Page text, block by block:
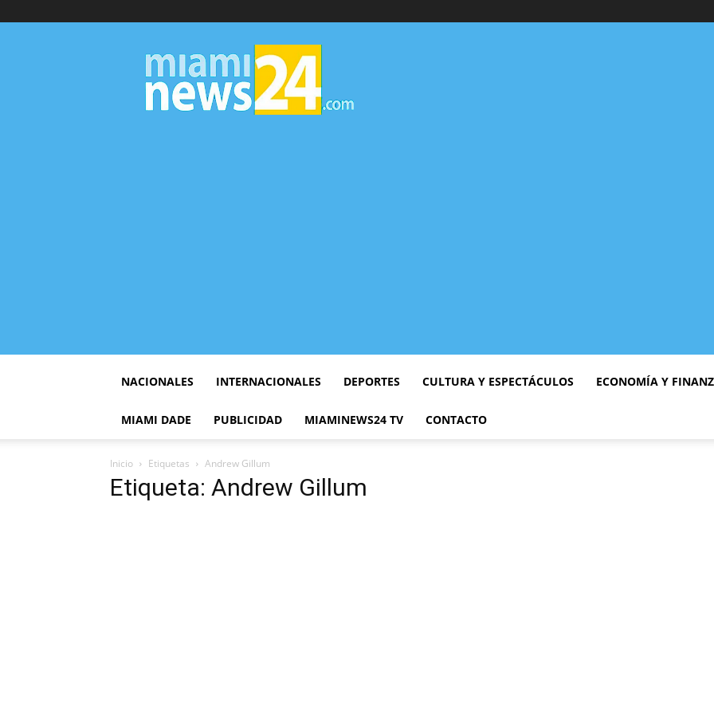
▷
Miami
News
24
NACIONALES INTERNACIONALES DEPORTES CULTURA Y ESPECTÁCULOS ECONOMÍA Y
MIAMI DADE PUBLICIDAD MIAMINEWS24 TV CONTACTO
Inicio Etiquetas Andrew Gillum
Etiqueta: Andrew Gillum